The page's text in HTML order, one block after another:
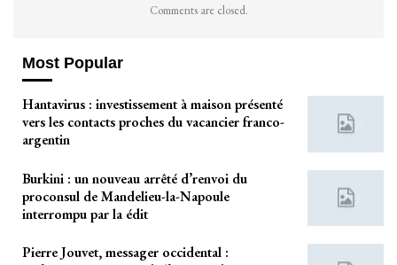
Comments are closed.
Most Popular
Hantavirus : investissement à maison présenté
vers les contacts proches du vacancier franco-
argentin
Burkini : un nouveau arrêté d’renvoi du
proconsul de Mandelieu-la-Napoule
interrompu par la édit
Pierre Jouvet, messager occidental :